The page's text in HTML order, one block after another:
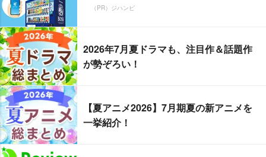
（PR）ジハンピ
2026年7月夏ドラマも、注目作＆話題作
が勢ぞろい！
【夏アニメ2026】7月期夏の新アニメを
一挙紹介！